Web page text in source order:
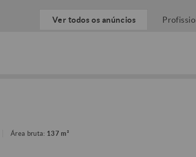
Ver todos os anúncios
Área bruta: 137 m²